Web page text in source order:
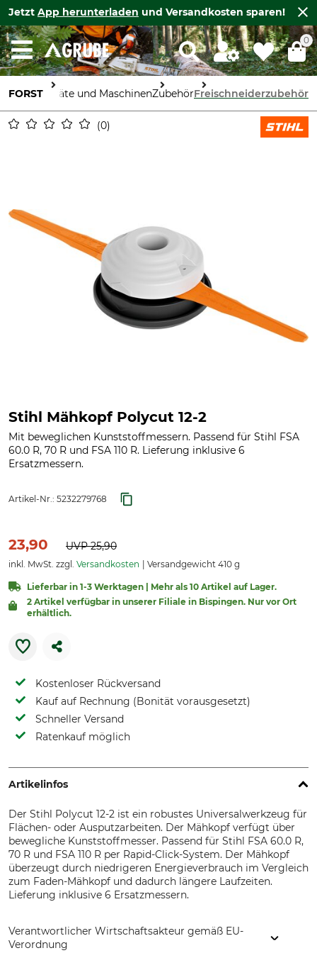
Jetzt App herunterladen und Versandkosten sparen!
0
FORSTGeräte und MaschinenZubehörFreischneiderzubehör
0
Stihl Mähkopf Polycut 12-2
Mit beweglichen Kunststoffmessern. Passend für Stihl FSA
60.0 R, 70 R und FSA 110 R. Lieferung inklusive 6
Ersatzmessern.
Artikel-Nr.: 5232279768
23,90 UVP25,90
inkl. MwSt. zzgl. Versandkosten Versandgewicht 410 g
Lieferbar in 1-3 Werktagen | Mehr als 10 Artikel auf Lager.
2 Artikel verfügbar in unserer Filiale in Bispingen. Nur vor Ort
erhältlich.
Kostenloser Rückversand
Kauf auf Rechnung (Bonität vorausgesetzt)
Schneller Versand
Ratenkauf möglich
Artikelinfos
Der Stihl Polycut 12-2 ist ein robustes Universalwerkzeug für
Flächen- oder Ausputzarbeiten. Der Mähkopf verfügt über
bewegliche Kunststoffmesser. Passend für Stihl FSA 60.0 R,
70 R und FSA 110 R per Rapid-Click-System. Der Mähkopf
überzeugt durch niedrigeren Energieverbrauch im Vergleich
zum Faden-Mähkopf und dadurch längere Laufzeiten.
Lieferung inklusive 6 Ersatzmessern.
Verantwortlicher Wirtschaftsakteur gemäß EU-
Verordnung